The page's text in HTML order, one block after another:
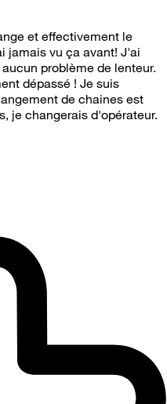
et effectivement le
jamais vu ça avant! J'ai
problème de lenteur.
dépassé ! Je suis
de chaines est
je changerais d'opérateur.